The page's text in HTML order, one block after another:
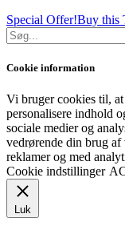
Special Offer!Buy this
Cookie information
Vi bruger cookies til,
personalisere indhold
sociale medier og
vedrørende din brug af
reklamer og med
Cookie indstillinger
Luk